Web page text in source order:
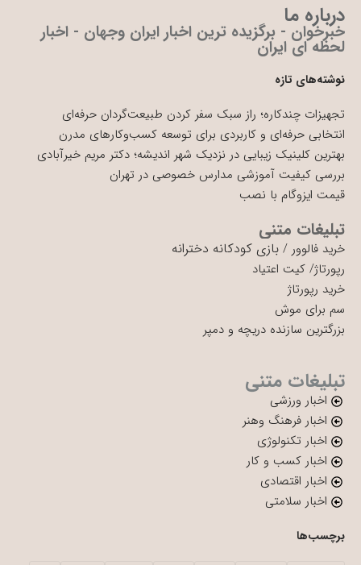
درباره ما
خبرخوان - برگزیده ترین اخبار ایران وجهان - اخبار
لحظه ای ایران
نوشته‌های تازه
تجهیزات چندکاره؛ راز سبک سفر کردن طبیعت‌گردان حرفه‌ای
انتخابی حرفه‌ای و کاربردی برای توسعه کسب‌وکارهای مدرن
بهترین کلینیک زیبایی در نزدیک شهر اندیشه؛ دکتر مریم خیرآبادی
بررسی کیفیت آموزشی مدارس خصوصی در تهران
قیمت ایزوگام با نصب
تبلیغات متنی
خرید فالوور / بازی کودکانه دخترانه
رپورتاژ/ کیت اعتیاد
خرید رپورتاژ
سم برای موش
بزرگترین سازنده دریچه و دمپر
تبلیغات متنی
اخبار ورزشی
اخبار فرهنگ وهنر
اخبار تکنولوژی
اخبار کسب و کار
اخبار اقتصادی
اخبار سلامتی
برچسب‌ها